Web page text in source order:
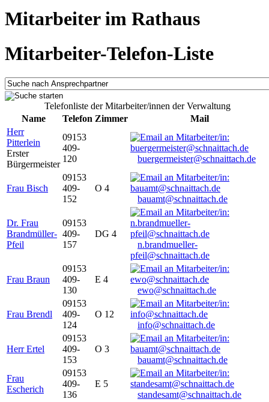
Mitarbeiter im Rathaus
Mitarbeiter-Telefon-Liste
Telefonliste der Mitarbeiter/innen der Verwaltung
Name
Telefon Zimmer
Mail
Herr
Pitterlein
Erster
Bürgermeister
09153
409-
120
buergermeister@schnaittach.de
Frau Bisch
09153
409-
152
O 4
bauamt@schnaittach.de
Dr. Frau
Brandmüller-
Pfeil
09153
409-
157
DG 4
n.brandmueller-
pfeil@schnaittach.de
Frau Braun
09153
409-
130
E 4
ewo@schnaittach.de
Frau Brendl
09153
409-
124
O 12
info@schnaittach.de
Herr Ertel
09153
409-
153
O 3
bauamt@schnaittach.de
Frau
Escherich
09153
409-
136
E 5
standesamt@schnaittach.de